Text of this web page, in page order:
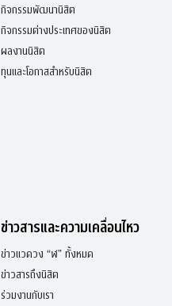
กิจกรรมพัฒนานิสิต
กิจกรรมต่างประเทศของนิสิต
ผลงานนิสิต
ทุนและโอกาสสำหรับนิสิต
ข่าวสารและความเคลื่อนไหว
ข่าวแวดวง “ฬ” ทั้งหมด
ข่าวสารถึงนิสิต
ร่วมงานกับเรา